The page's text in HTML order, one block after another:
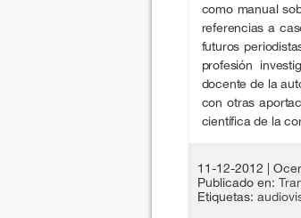
como manual
referencias a
futuros
profesión
docente de la
con otras
científica de la
11-12-2012
|
Publicado en:
Etiquetas: